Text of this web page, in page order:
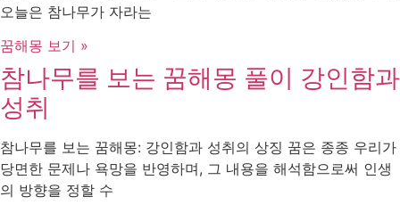
오늘은 참나무가 자라는
꿈해몽 보기 »
참나무를 보는 꿈해몽 풀이 강인함과
성취
참나무를 보는 꿈해몽: 강인함과 성취의 상징 꿈은 종종 우리가
당면한 문제나 욕망을 반영하며, 그 내용을 해석함으로써 인생
의 방향을 정할 수